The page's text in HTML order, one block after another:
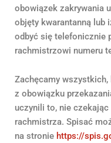
obowiązek zakrywania
objęty kwarantanną lub
odbyć się telefonicznie
rachmistrzowi numeru
Zachęcamy
z obowiązku
uczynili to, nie
rachmistrza. Spisać
na stronie https://